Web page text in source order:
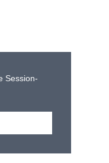
Session-